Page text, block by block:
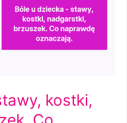
kostki,